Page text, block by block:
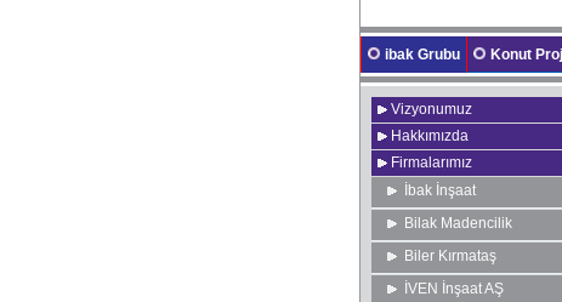
ibak Grubu Konut
Vizyonumuz
Hakkımızda
Firmalarımız
İbak İnşaat
Bilak Madencilik
Biler Kırmataş
İVEN İnşaat AŞ